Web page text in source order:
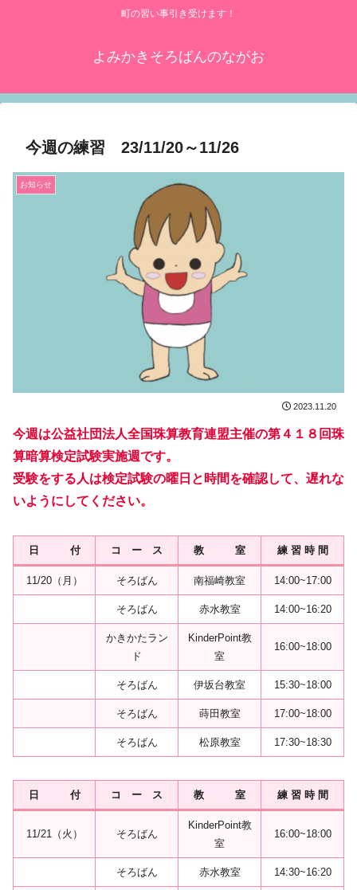
町の習い事引き受けます！
よみかきそろばんのながお
今週の練習 23/11/20～11/26
お知らせ
2023.11.20
今週は公益社団法人全国珠算教育連盟主催の第４１８回珠
算暗算検定試験実施週です。
受験をする人は検定試験の曜日と時間を確認して、遅れな
いようにしてください。
日 付 コ ー ス 教 室 練 習 時 間
11/20（月） そろばん 南福崎教室 14:00~17:00
そろばん 赤水教室 14:00~16:20
かきかたラン
ド
KinderPoint教
室
16:00~18:00
そろばん 伊坂台教室 15:30~18:00
そろばん 蒔田教室 17:00~18:00
そろばん 松原教室 17:30~18:30
日 付 コ ー ス 教 室 練 習 時 間
11/21（火） そろばん
KinderPoint教
室
16:00~18:00
そろばん 赤水教室 14:30~16:20